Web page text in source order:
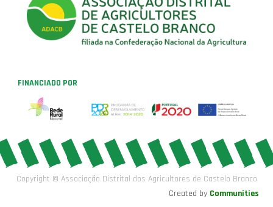
FINANCIADO POR
Copyright © Associação Distrital dos Agricultores de Castelo Branco
Created by Communities